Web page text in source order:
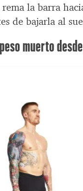
la barra
de bajarla al
muerto